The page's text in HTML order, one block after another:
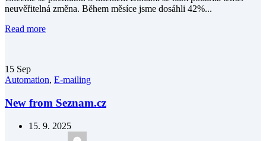
neuvěřitelná změna. Během měsíce jsme dosáhli 42%...
Read more
15 Sep
Automation, E-mailing
New from Seznam.cz
15. 9. 2025